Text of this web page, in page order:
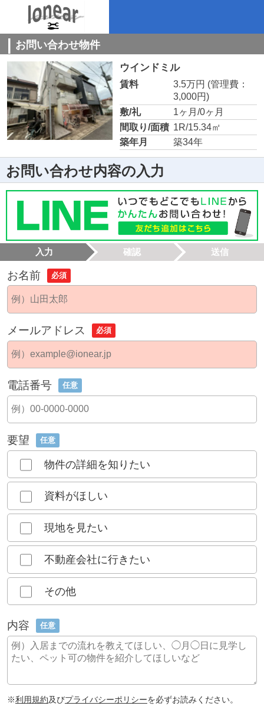
お問い合わせ物件
ウインドミル
賃料 3.5万円 (管理費：
3,000円)
敷/礼
1ヶ月/0ヶ月
間取り/面積 1R/15.34㎡
築年月
築34年
お問い合わせ内容の入力
入力 確認 送信
お名前 必須
メールアドレス 必須
電話番号 任意
要望 任意
物件の詳細を知りたい
資料がほしい
現地を見たい
不動産会社に行きたい
その他
内容 任意
※利用規約及びプライバシーポリシーを必ずお読みください。